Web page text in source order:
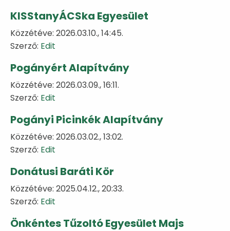
KISStanyÁCSka Egyesület
Közzétéve: 2026.03.10., 14:45.
Szerző: Edit
Pogányért Alapítvány
Közzétéve: 2026.03.09., 16:11.
Szerző: Edit
Pogányi Picinkék Alapítvány
Közzétéve: 2026.03.02., 13:02.
Szerző: Edit
Donátusi Baráti Kör
Közzétéve: 2025.04.12., 20:33.
Szerző: Edit
Önkéntes Tűzoltó Egyesület Majs